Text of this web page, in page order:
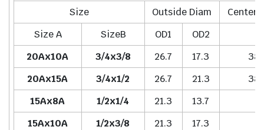
Size
Outside Diam
Center
Size A
SizeB OD1 OD2
20Ax10A
3/4x3/8 26.7 17.3
20Ax15A
3/4x1/2 26.7 21.3
15Ax8A
1/2x1/4 21.3 13.7
15Ax10A
1/2x3/8 21.3 17.3